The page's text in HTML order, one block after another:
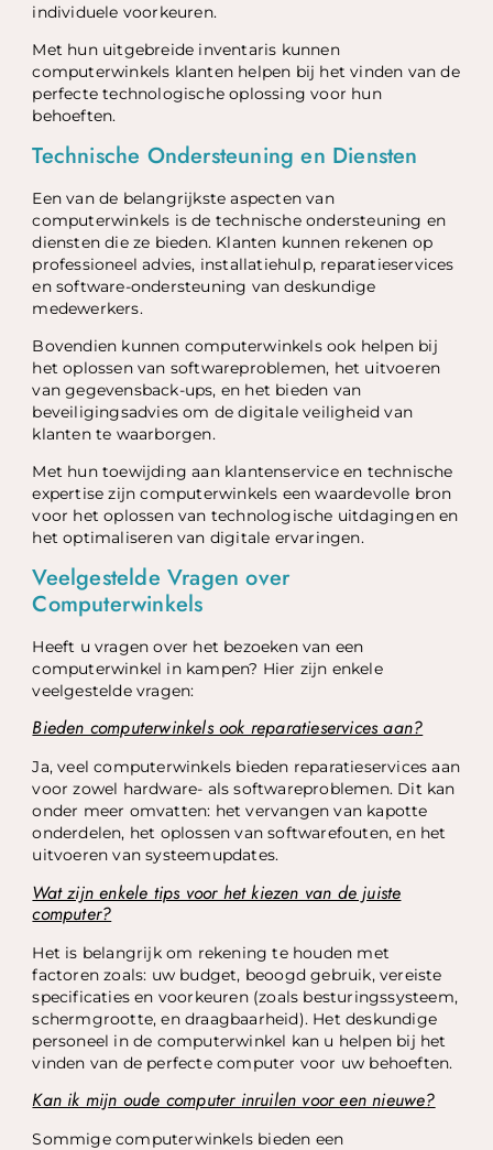
individuele voorkeuren.
Met hun uitgebreide inventaris kunnen
computerwinkels klanten helpen bij het vinden van de
perfecte technologische oplossing voor hun
behoeften.
Technische Ondersteuning en Diensten
Een van de belangrijkste aspecten van
computerwinkels is de technische ondersteuning en
diensten die ze bieden. Klanten kunnen rekenen op
professioneel advies, installatiehulp, reparatieservices
en software-ondersteuning van deskundige
medewerkers.
Bovendien kunnen computerwinkels ook helpen bij
het oplossen van softwareproblemen, het uitvoeren
van gegevensback-ups, en het bieden van
beveiligingsadvies om de digitale veiligheid van
klanten te waarborgen.
Met hun toewijding aan klantenservice en technische
expertise zijn computerwinkels een waardevolle bron
voor het oplossen van technologische uitdagingen en
het optimaliseren van digitale ervaringen.
Veelgestelde Vragen over
Computerwinkels
Heeft u vragen over het bezoeken van een
computerwinkel in kampen? Hier zijn enkele
veelgestelde vragen:
Bieden computerwinkels ook reparatieservices aan?
Ja, veel computerwinkels bieden reparatieservices aan
voor zowel hardware- als softwareproblemen. Dit kan
onder meer omvatten: het vervangen van kapotte
onderdelen, het oplossen van softwarefouten, en het
uitvoeren van systeemupdates.
Wat zijn enkele tips voor het kiezen van de juiste
computer?
Het is belangrijk om rekening te houden met
factoren zoals: uw budget, beoogd gebruik, vereiste
specificaties en voorkeuren (zoals besturingssysteem,
schermgrootte, en draagbaarheid). Het deskundige
personeel in de computerwinkel kan u helpen bij het
vinden van de perfecte computer voor uw behoeften.
Kan ik mijn oude computer inruilen voor een nieuwe?
Sommige computerwinkels bieden een